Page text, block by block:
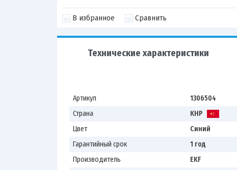
В избранное Сравнить
Технические характеристики
Артикул
1306504
Страна
КНР
Цвет
Синий
Гарантийный срок
1 год
Производитель
EKF